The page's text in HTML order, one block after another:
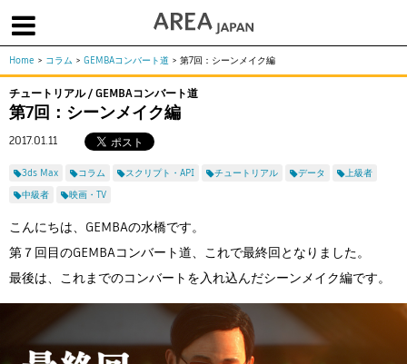
体験版で始める 学生向け無償版 ソフトを購入
About us | フォーラム
Columns Tutorials User Stories
ムービー
Movies
求人
注目のキーワード
3DCGとは
建築・製造
アニメ
教育機関・学生
Home > コラム > GEMBAコンバート道 > 第7回：シーンメイク編
チュートリアル / GEMBAコンバート道
第7回：シーンメイク編
2017.01.11
3ds Max コラム スクリプト・API チュートリアル データ
上級者
中級者
映画・TV
こんにちは、GEMBAの水橋です。
第７回目のGEMBAコンバート道、これで最終回となりました。
最後は、これまでのコンバートを入れ込んだシーンメイク編です。